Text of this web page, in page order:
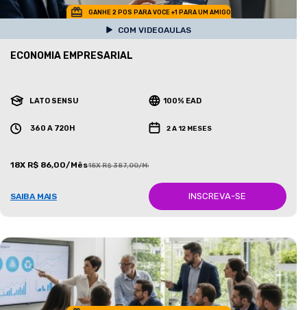
GANHE 2 POS PARA VOCE +1 PARA UM AMIGO
COM VIDEOAULAS
ECONOMIA EMPRESARIAL
LATO SENSU 100% EAD
360 A 720H 2 A 12 MESES
18X R$ 86,00/Mês18X R$ 387,00/Mês
SAIBA MAIS INSCREVA-SE